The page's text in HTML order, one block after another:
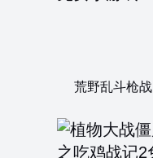
荒野乱斗枪战